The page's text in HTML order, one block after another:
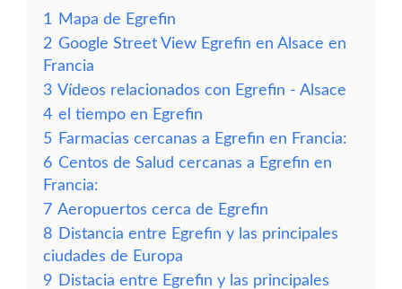
1
Mapa de Egrefin
2 Google Street View Egrefin en Alsace en
Francia
3 Vídeos relacionados con Egrefin - Alsace
4 el tiempo en Egrefin
5 Farmacias cercanas a Egrefin en Francia:
6 Centos de Salud cercanas a Egrefin en
Francia:
7 Aeropuertos cerca de Egrefin
8 Distancia entre Egrefin y las principales
ciudades de Europa
9 Distacia entre Egrefin y las principales